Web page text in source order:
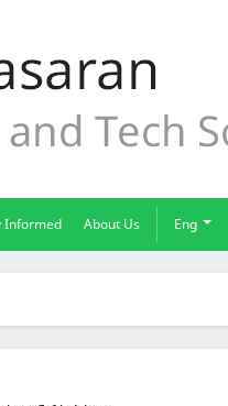
Informed About Us Eng